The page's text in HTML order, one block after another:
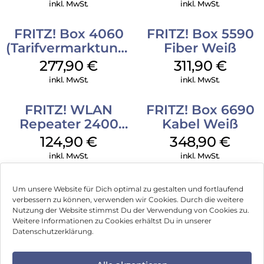
Um unsere Website für Dich optimal zu gestalten und fortlaufend
verbessern zu können, verwenden wir Cookies. Durch die weitere
Nutzung der Website stimmst Du der Verwendung von Cookies zu.
Weitere Informationen zu Cookies erhältst Du in unserer
Datenschutzerklärung.
reduzieren Ihre OPEX und CAPEX Kosten.
inkl. MwSt. inkl. MwSt.
FRITZ! Box 4060
(Tarifvermarktung)
Weiß
277,90€
inkl. MwSt.
FRITZ! Box 5590
Fiber Weiß
311,90 €
inkl. MwSt.
FRITZ! WLAN
Repeater 2400
Weiß
124,90€
inkl. MwSt.
FRITZ! Box 6690
Kabel Weiß
348,90€
inkl. MwSt.
Impressum